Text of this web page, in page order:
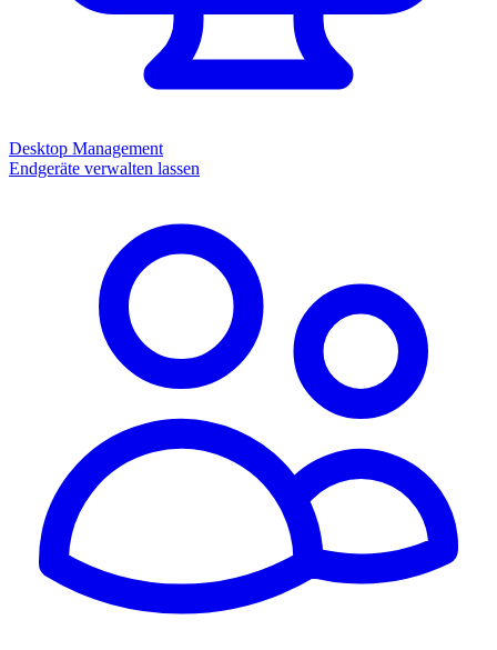
Desktop Management
Endgeräte verwalten lassen